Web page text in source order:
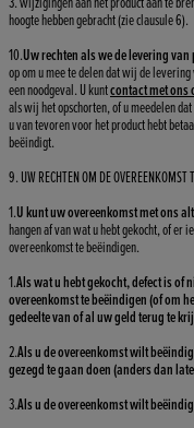
hoogte hebben gebracht (zie clausule 6).
10.Uw rechten als we de levering
op om u mee te delen dat wij de
een noodgeval. U kuntcontact met ons
als wij het opschorten, of u meedelen
u van tevoren voor het product hebt
beëindigt.
9. UW RECHTEN OM DE OVEREENKOMST
1.U kunt uw overeenkomst met ons
hangen af van wat u hebt gekocht, of er
overeenkomst te beëindigen.
1.Als wat u hebt gekocht, defect is of
overeenkomst te beëindigen (of om
gedeelte van of al uw geld terug te
2.Als u de overeenkomst wilt
gezegd te gaan doen (anders dan
3.Als u de overeenkomst wilt